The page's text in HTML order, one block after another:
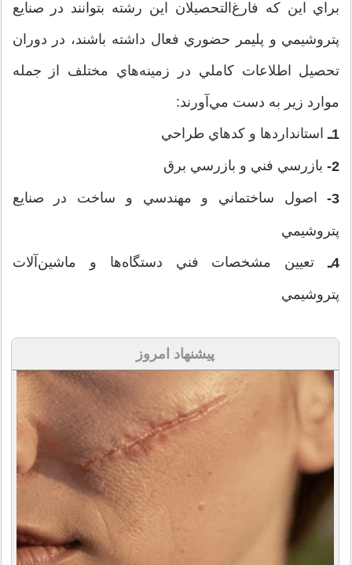
براي اين كه فارغ‌التحصيلان اين رشته بتوانند در صنايع
پتروشيمي و پليمر حضوري فعال داشته باشند، در دوران
تحصيل اطلاعات كاملي در زمينه‌هاي مختلف از جمله
موارد زير به دست مي‌آورند:
1ـ استانداردها و كدهاي طراحي
2- بازرسي فني و بازرسي برق
3- اصول ساختماني و مهندسي و ساخت در صنايع
پتروشيمي
4ـ تعيين مشخصات فني دستگاه‌ها و ماشين‌آلات
پتروشيمي
پیشنهاد امروز